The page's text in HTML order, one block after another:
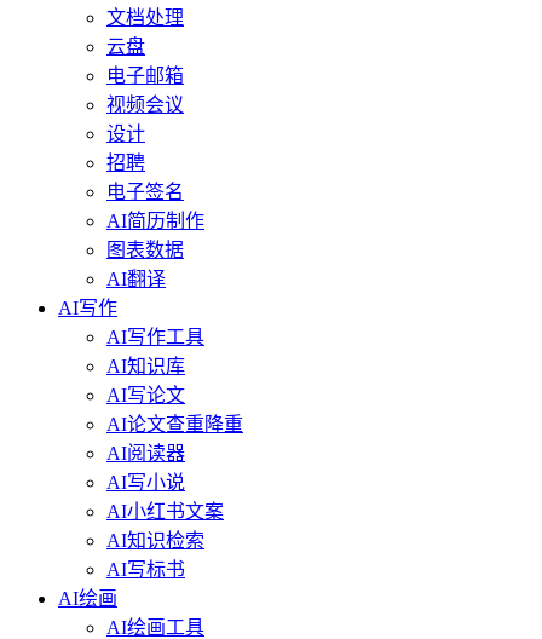
文档处理
云盘
电子邮箱
视频会议
设计
招聘
电子签名
AI简历制作
图表数据
AI翻译
AI写作
AI写作工具
AI知识库
AI写论文
AI论文查重降重
AI阅读器
AI写小说
AI小红书文案
AI知识检索
AI写标书
AI绘画
AI绘画工具